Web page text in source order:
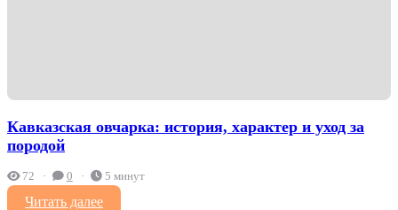
Кавказская овчарка: история, характер и уход за
породой
72 0 5 минут
Читать далее